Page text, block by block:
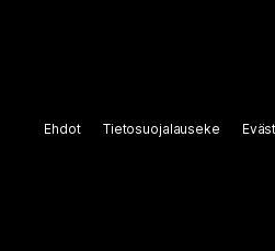
Ehdot Tietosuojalauseke